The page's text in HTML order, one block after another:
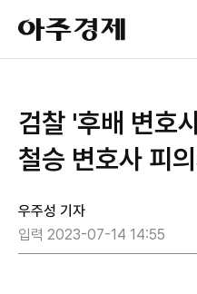
아
주
경
검찰 '후배 변호
철승 변호사 피
우주성 기자
입력 2023-07-14 14:55